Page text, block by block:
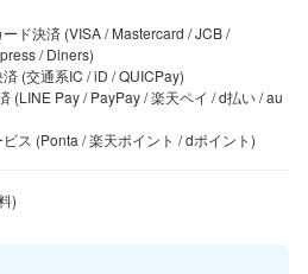
ド決済 (VISA / Mastercard / JCB /
/ Diners)
(交通系IC / iD / QUICPay)
(LINE Pay / PayPay / 楽天ペイ / d払い / au
ス (Ponta / 楽天ポイント / dポイント)